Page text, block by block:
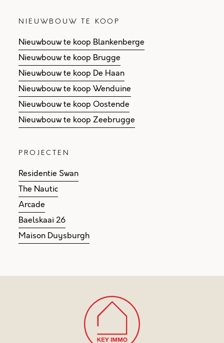
NIEUWBOUW TE KOOP
Nieuwbouw te koop Blankenberge
Nieuwbouw te koop Brugge
Nieuwbouw te koop De Haan
Nieuwbouw te koop Wenduine
Nieuwbouw te koop Oostende
Nieuwbouw te koop Zeebrugge
PROJECTEN
Residentie Swan
The Nautic
Arcade
Baelskaai 26
Maison Duysburgh